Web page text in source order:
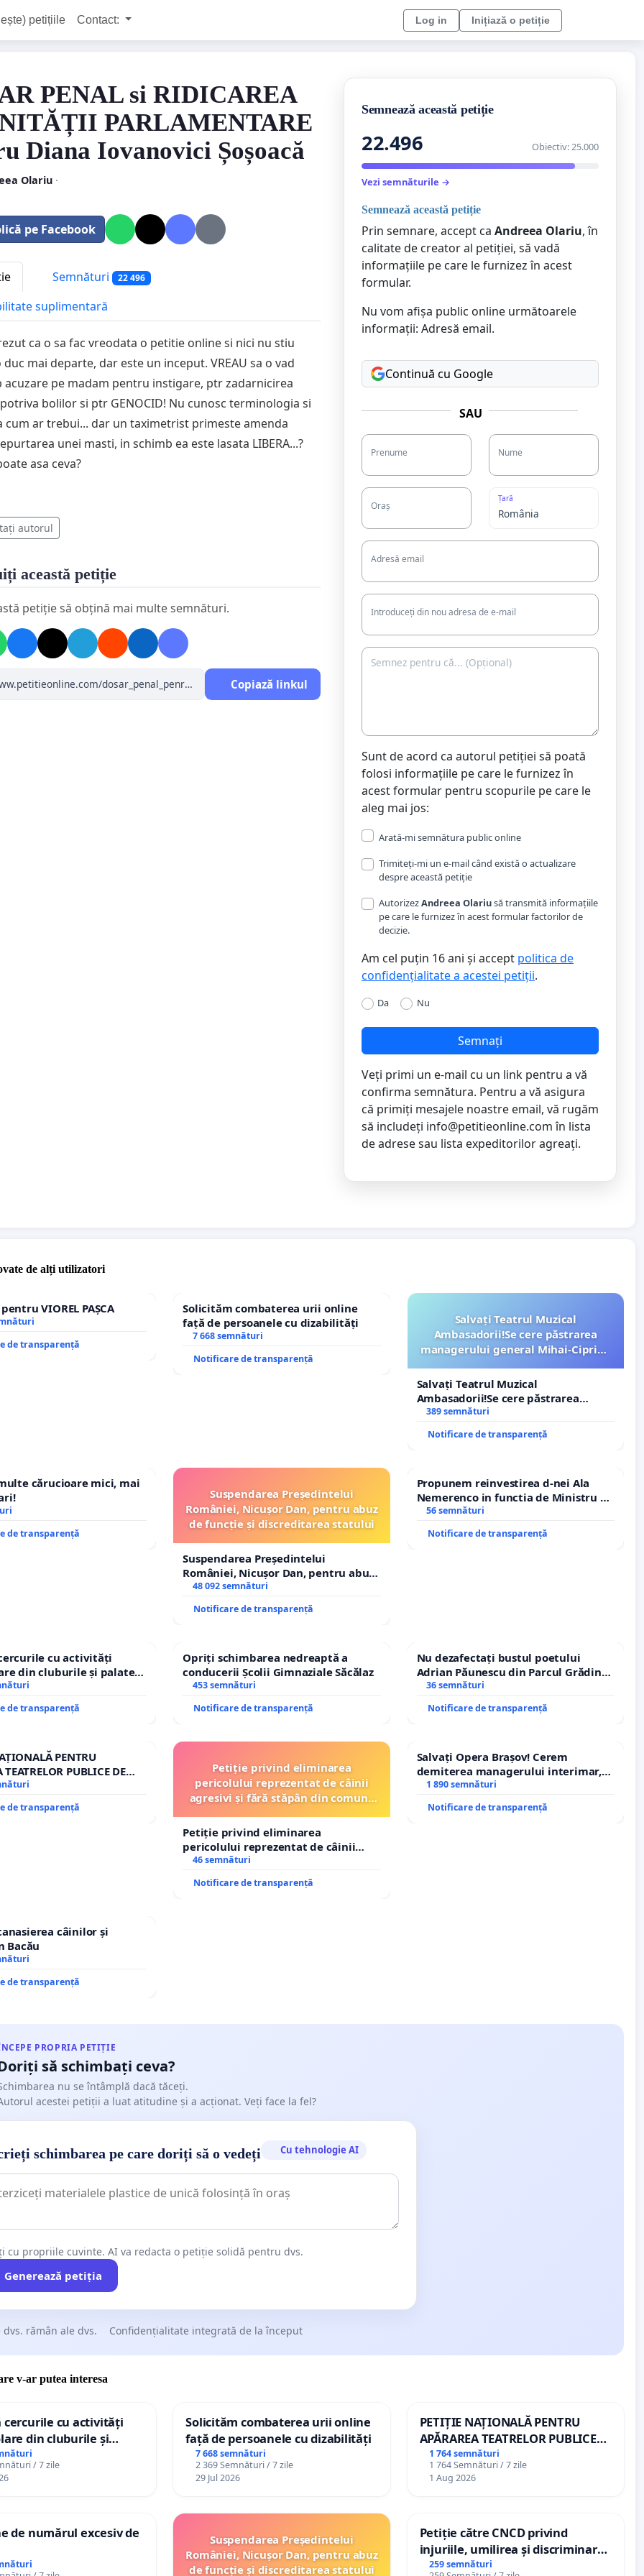
petițiile Contact: Log in Inițiază o petiție
PENAL si RIDICAREA
PARLAMENTARE
Diana Iovanovici Șoșoacă
Olariu·
pe Facebook
Semnături 22 496
suplimentară
ca o sa fac vreodata o petitie online si nici nu stiu
duc mai departe, dar este un inceput. VREAU sa o vad
acuzare pe madam pentru instigare, ptr zadarnicirea
bolilor si ptr GENOCID! Nu cunosc terminologia si
cum ar trebui... dar un taximetrist primeste amenda
unei masti, in schimb ea este lasata LIBERA...?
asa ceva?
autorul
această petiție
petiție să obțină mai multe semnături.
Copiază linkul
Semnează această petiție
22.496 Obiectiv: 25.000
Vezi semnăturile →
Semnează această petiție
Prin semnare, accept ca Andreea Olariu, în
calitate de creator al petiției, să vadă
informațiile pe care le furnizez în acest
formular.
Nu vom afișa public online următoarele
informații: Adresă email.
Continuă cu Google
SAU
Prenume Nume
Oraș
Țară
Adresă email
Introduceți din nou adresa de e-mail
Sunt de acord ca autorul petiției să poată
folosi informațiile pe care le furnizez în
acest formular pentru scopurile pe care le
aleg mai jos:
Arată-mi semnătura public online
Trimiteți-mi un e-mail când există o actualizare
despre această petiție
AutorizezAndreea Olariusă transmită informațiile
pe care le furnizez în acest formular factorilor de
decizie.
Am cel puțin 16 ani și accept politica de
confidențialitate a acestei petiții.
Da Nu
Semnați
Veți primi un e-mail cu un link pentru a vă
confirma semnătura. Pentru a vă asigura
că primiți mesajele noastre email, vă rugăm
să includeți info@petitieonline.comîn lista
de adrese sau lista expeditorilor agreați.
de alți utilizatori
VIOREL PAȘCA
de transparență
Solicităm combaterea urii online
față de persoanele cu dizabilități
7 668 semnături
Notificare de transparență
Salvați Teatrul Muzical
Ambasadorii!Se cere păstrarea
managerului general Mihai-Ciprian
Salvați Teatrul Muzical
Ambasadorii!Se cere păstrarea
managerului general Mihai-Ciprian
389 semnături
Notificare de transparență
cărucioare mici, mai
de transparență
Suspendarea Președintelui
României, Nicușor Dan, pentru abuz
de funcție și discreditarea statului
Suspendarea Președintelui
României, Nicușor Dan, pentru abuz
de funcție și discreditarea statului
48 092 semnături
Notificare de transparență
Propunem reinvestirea d-nei Ala
Nemerenco in functia de Ministru al
Sanatatii
56 semnături
Notificare de transparență
cu activități
din cluburile și palatele
de transparență
Opriți schimbarea nedreaptă a
conducerii Școlii Gimnaziale Săcălaz
453 semnături
Notificare de transparență
Nu dezafectați bustul poetului
Adrian Păunescu din Parcul Grădina
Icoanei! Stop cenzurii culturale!
36 semnături
Notificare de transparență
PENTRU
TEATRELOR PUBLICE DE
DIN ROMÂNIA
de transparență
Petiție privind eliminarea
pericolului reprezentat de câinii
agresivi și fără stăpân din comuna
Petiție privind eliminarea
pericolului reprezentat de câinii
agresivi și fără stăpân din comuna
46 semnături
Notificare de transparență
Salvați Opera Brașov! Cerem
demiterea managerului interimar,
Petrean Lucian-Marius!
1 890 semnături
Notificare de transparență
câinilor și
Bacău
de transparență
PROPRIA PETIȚIE
să schimbați ceva?
nu se întâmplă dacă tăceți.
acestei petiții a luat atitudine și a acționat. Veți face la fel?
schimbarea pe care doriți să o vedeți Cu tehnologie AI
cu propriile cuvinte. AI va redacta o petiție solidă pentru dvs.
Generează petiția
dvs. rămân ale dvs. Confidențialitate integrată de la început
v-ar putea interesa
cercurile cu activități
din cluburile și
/ 7 zile
Solicităm combaterea urii online
față de persoanele cu dizabilități
7 668 semnături
2 369 Semnături / 7 zile
29 Jul 2026
PETIȚIE NAȚIONALĂ PENTRU
APĂRAREA TEATRELOR PUBLICE
DE REPERTORIU DIN ROMÂNIA
1 764 semnături
1 764 Semnături / 7 zile
1 Aug 2026
de numărul excesiv de
Suspendarea Președintelui
României, Nicușor Dan, pentru abuz
de funcție și discreditarea statului
Petiție către CNCD privind
injuriile, umilirea și discriminarea
persoanelor cu dizabilități de
259 semnături